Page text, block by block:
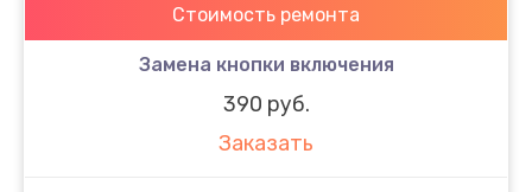
Стоимость ремонта
Замена кнопки включения
390 руб.
Заказать